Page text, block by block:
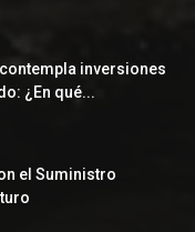
inversiones
¿En qué...
el Suministro